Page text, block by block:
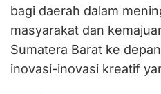
bagi daerah dalam
masyarakat dan
Sumatera Barat ke
inovasi-inovasi kreatif